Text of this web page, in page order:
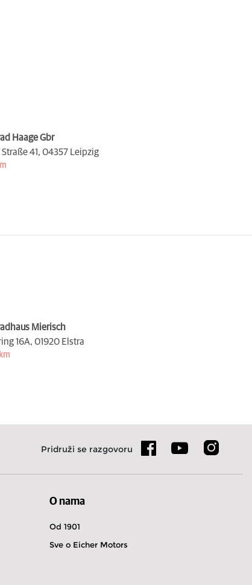
Haage Gbr
Straße 41, 04357 Leipzig
Mierisch
16A, 01920 Elstra
Pridruži se razgovoru
O nama
Od 1901
Sve o Eicher Motors